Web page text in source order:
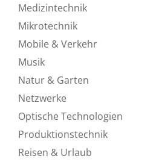
Medizintechnik
Mikrotechnik
Mobile & Verkehr
Musik
Natur & Garten
Netzwerke
Optische Technologien
Produktionstechnik
Reisen & Urlaub